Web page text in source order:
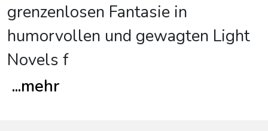
grenzenlosen Fantasie in
humorvollen und gewagten Light
Novels f
...mehr